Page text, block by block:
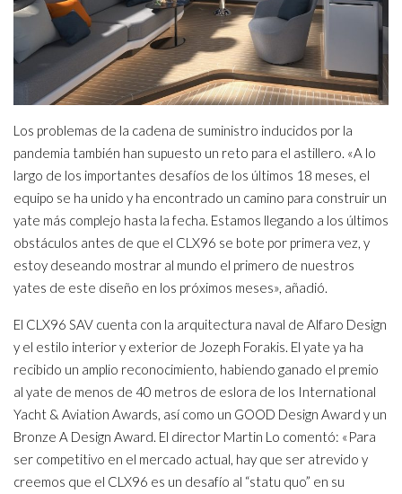
Los problemas de la cadena de suministro inducidos por la
pandemia también han supuesto un reto para el astillero. «A lo
largo de los importantes desafíos de los últimos 18 meses, el
equipo se ha unido y ha encontrado un camino para construir un
yate más complejo hasta la fecha. Estamos llegando a los últimos
obstáculos antes de que el CLX96 se bote por primera vez, y
estoy deseando mostrar al mundo el primero de nuestros
yates de este diseño en los próximos meses», añadió.
El CLX96 SAV cuenta con la arquitectura naval de Alfaro Design
y el estilo interior y exterior de Jozeph Forakis. El yate ya ha
recibido un amplio reconocimiento, habiendo ganado el premio
al yate de menos de 40 metros de eslora de los International
Yacht & Aviation Awards, así como un GOOD Design Award y un
Bronze A Design Award. El director Martin Lo comentó: «Para
ser competitivo en el mercado actual, hay que ser atrevido y
creemos que el CLX96 es un desafío al “statu quo” en su